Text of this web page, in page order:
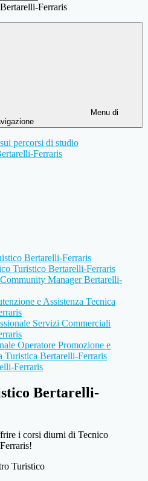
Ferraris
Menu di
percorsi di studio
Ferraris
Bertarelli-Ferraris
Turistico Bertarelli-Ferraris
Manager Bertarelli-
e Assistenza Tecnica
Servizi Commerciali
Operatore Promozione e
Turistica Bertarelli-Ferraris
Ferraris
Bertarelli-
i corsi diurni di Tecnico